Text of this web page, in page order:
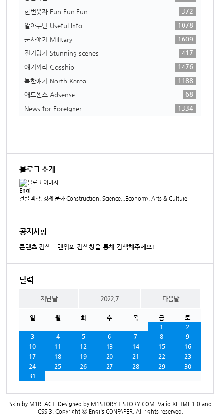
한번웃자 Fun Fun Fun
372
알아두면 Useful Info.
1078
군사얘기 Military
1609
진기명기 Stunning scenes
417
얘기꺼리 Gosship
1476
북한얘기 North Korea
1188
애드센스 Adsense
68
News for Foreigner
1334
블로그 소개
Engi-
건설 과학, 경제 문화 Construction, Science...Economy, Arts & Culture
공지사항
콘텐츠 검색 - 맨위의 검색창을 통해 검색해주세요!
달력
지난달 2022.7 다음달
일 월 화 수 목 금
토
1
2
3
4 5 6 7 8
9
10
11 12 13 14 15
16
17
18 19 20 21 22
23
24
25 26 27 28 29
30
31
Skin by M1REACT . Designed by M1STORY.TISTORY.COM . Valid XHTML 1.0 and
CSS 3 . Copyright ⓒ Engi's CONPAPER . All rights reserved.